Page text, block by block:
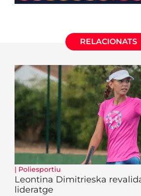
RELACIONATS
| Poliesportiu
Leontina Dimitrieska
lideratge